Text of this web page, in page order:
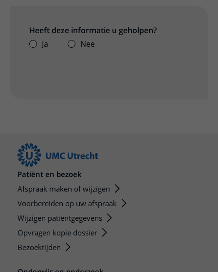
Heeft deze informatie u geholpen?
Ja
Nee
Patiënt en bezoek
Afspraak maken of wijzigen
Voorbereiden op uw afspraak
Wijzigen patiëntgegevens
Opvragen kopie dossier
Bezoektijden